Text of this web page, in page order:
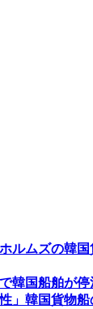
ルムズの韓
韓国船舶が
性」韓国貨物